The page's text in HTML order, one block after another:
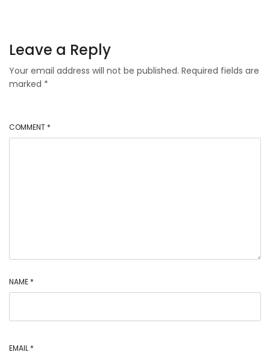
Leave a Reply
Your email address will not be published. Required fields are
marked *
COMMENT *
NAME *
EMAIL *